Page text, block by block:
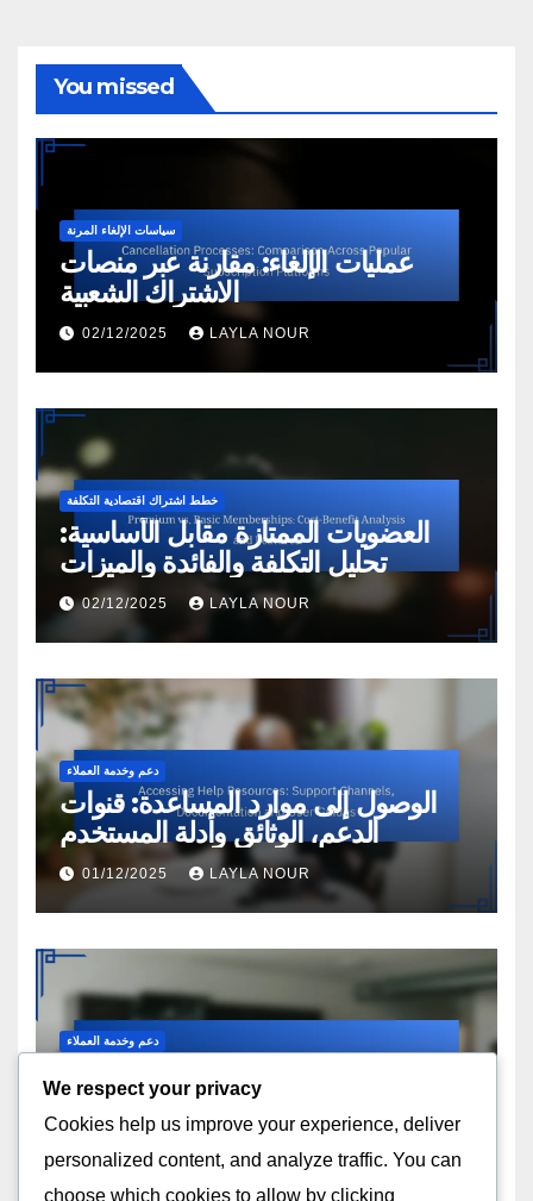
You missed
سياسات الإلغاء المرنة
عمليات الإلغاء: مقارنة عبر منصات
الاشتراك الشعبية
02/12/2025 LAYLA NOUR
خطط اشتراك اقتصادية التكلفة
العضويات الممتازة مقابل الأساسية:
تحليل التكلفة والفائدة والميزات
02/12/2025 LAYLA NOUR
دعم وخدمة العملاء
الوصول إلى موارد المساعدة: قنوات
الدعم، الوثائق وأدلة المستخدم
01/12/2025 LAYLA NOUR
دعم وخدمة العملاء
منتديات المجتمع: الفعالية، تفاعل
المستخدم وحل المشكلات
We respect your privacy
Cookies help us improve your experience, deliver
personalized content, and analyze traffic. You can
choose which cookies to allow by clicking